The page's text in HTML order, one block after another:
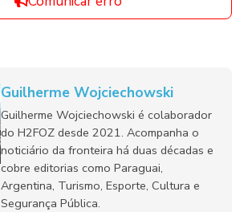
Guilherme Wojciechowski
Guilherme Wojciechowski é colaborador
do H2FOZ desde 2021. Acompanha o
noticiário da fronteira há duas décadas e
cobre editorias como Paraguai,
Argentina, Turismo, Esporte, Cultura e
Segurança Pública.